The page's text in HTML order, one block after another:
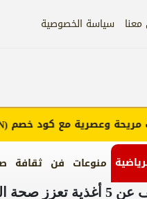
معنا سياسة الخصوصية
منوعات فن ثقافة
وعصرية مع كود خصم(FUN)
بالفيديو.. أخصائي أعصاب